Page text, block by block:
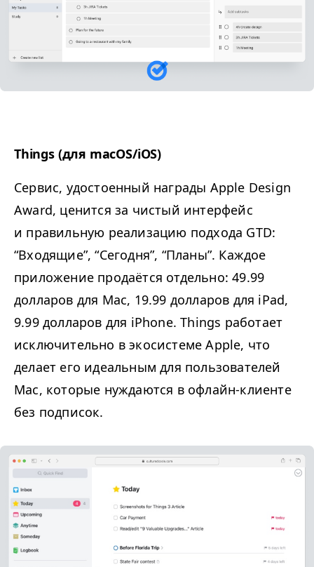
Things (для macOS/​iOS)
Сервис, удостоенный награды Apple Design
Award, ценится за чистый интерфейс
и правильную реализацию подхода GTD:
“Входящие”,“Сегодня”, “Планы”. Каждое
приложение продаётся отдельно: 49.99
долларов для Mac, 19.99 долларов для iPad,
9.99 долларов для iPhone. Things работает
исключительно в экосистеме Apple, что
делает его идеальным для пользователей
Mac, которые нуждаются в офлайн-клиенте
без подписок.